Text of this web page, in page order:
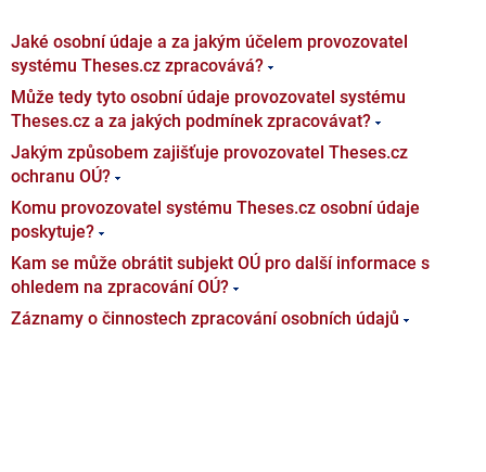
Jaké osobní údaje a za jakým účelem provozovatel
systému Theses.cz zpracovává?
Může tedy tyto osobní údaje provozovatel systému
Theses.cz a za jakých podmínek zpracovávat?
Jakým způsobem zajišťuje provozovatel Theses.cz
ochranu OÚ?
Komu provozovatel systému Theses.cz osobní údaje
poskytuje?
Kam se může obrátit subjekt OÚ pro další informace s
ohledem na zpracování OÚ?
Záznamy o činnostech zpracování osobních údajů